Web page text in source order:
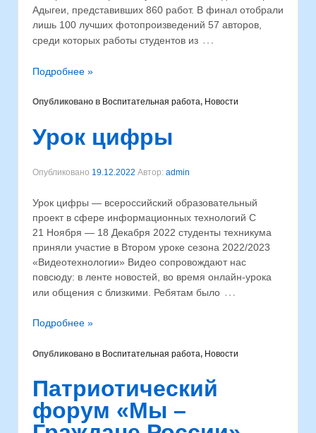
Адыгеи, представивших 860 работ. В финал отобрали
лишь 100 лучших фотопроизведений 57 авторов,
среди которых работы студентов из …
Подробнее »
Опубликовано в Воспитательная работа, Новости
Урок цифры
Опубликовано 19.12.2022 Автор: admin
Урок цифры — всероссийский образовательный
проект в сфере информационных технологий С
21 Ноября — 18 Декабря 2022 студенты техникума
приняли участие в Втором уроке сезона 2022/2023
«Видеотехнологии» Видео сопровождают нас
повсюду: в ленте новостей, во время онлайн-урока
или общения с близкими. Ребятам было …
Подробнее »
Опубликовано в Воспитательная работа, Новости
Патриотический
форум «Мы –